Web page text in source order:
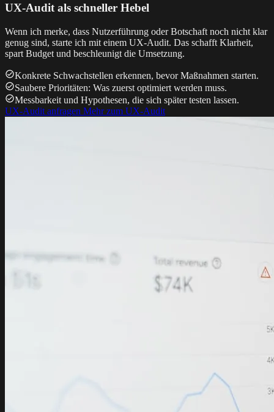
UX-Audit als schneller Hebel
Wenn ich merke, dass Nutzerführung oder Botschaft noch nicht klar
genug sind, starte ich mit einem UX-Audit. Das schafft Klarheit,
spart Budget und beschleunigt die Umsetzung.
Konkrete Schwachstellen erkennen, bevor Maßnahmen starten.
Saubere Prioritäten: Was zuerst optimiert werden muss.
Messbarkeit und Hypothesen, die sich später testen lassen.
UX-Audit anfragen Mehr zum UX-Audit